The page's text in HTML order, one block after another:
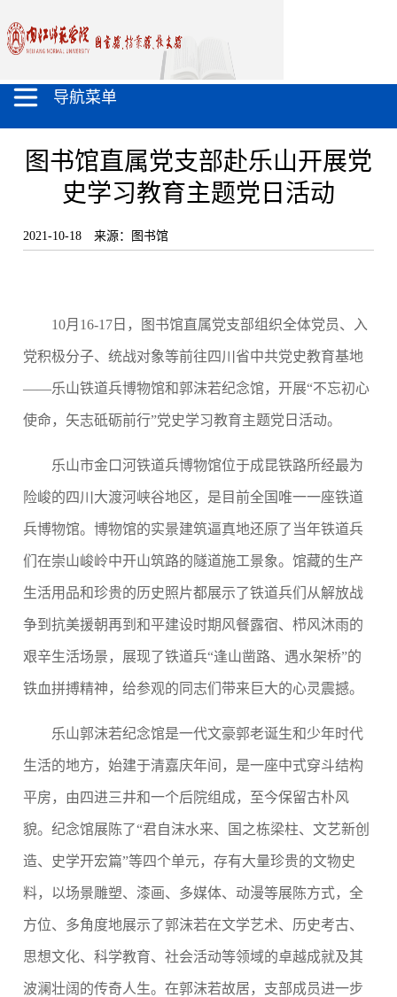
导航菜单
图书馆直属党支部赴乐山开展党
史学习教育主题党日活动
2021-10-18 来源：图书馆
10月 16-17 日，图书馆直属党支部组织全体党员、入
党积极分子、统战对象等前往四川省中共党史教育基地
——乐山铁道兵博物馆和郭沫若纪念馆，开展“不忘初心
使命，矢志砥砺前行”党史学习教育主题党日活动。
乐山市金口河铁道兵博物馆位于成昆铁路所经最为
险峻的四川大渡河峡谷地区，是目前全国唯一一座铁道
兵博物馆。博物馆的实景建筑逼真地还原了当年铁道兵
们在崇山峻岭中开山筑路的隧道施工景象。馆藏的生产
生活用品和珍贵的历史照片都展示了铁道兵们从解放战
争到抗美援朝再到和平建设时期风餐露宿、栉风沐雨的
艰辛生活场景，展现了铁道兵“逢山凿路、遇水架桥”的
铁血拼搏精神，给参观的同志们带来巨大的心灵震撼。
乐山郭沫若纪念馆是一代文豪郭老诞生和少年时代
生活的地方，始建于清嘉庆年间，是一座中式穿斗结构
平房，由四进三井和一个后院组成，至今保留古朴风
貌。纪念馆展陈了“君自沫水来、国之栋梁柱、文艺新创
造、史学开宏篇”等四个单元，存有大量珍贵的文物史
料，以场景雕塑、漆画、多媒体、动漫等展陈方式，全
方位、多角度地展示了郭沫若在文学艺术、历史考古、
思想文化、科学教育、社会活动等领域的卓越成就及其
波澜壮阔的传奇人生。在郭沫若故居，支部成员进一步